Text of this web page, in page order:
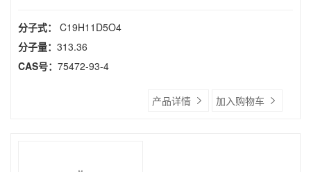
分子式： C19H11D5O4
分子量： 313.36
CAS号： 75472-93-4
产品详情 加入购物车